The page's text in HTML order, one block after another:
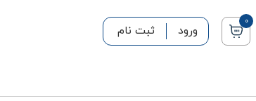
0
ورود ثبت نام